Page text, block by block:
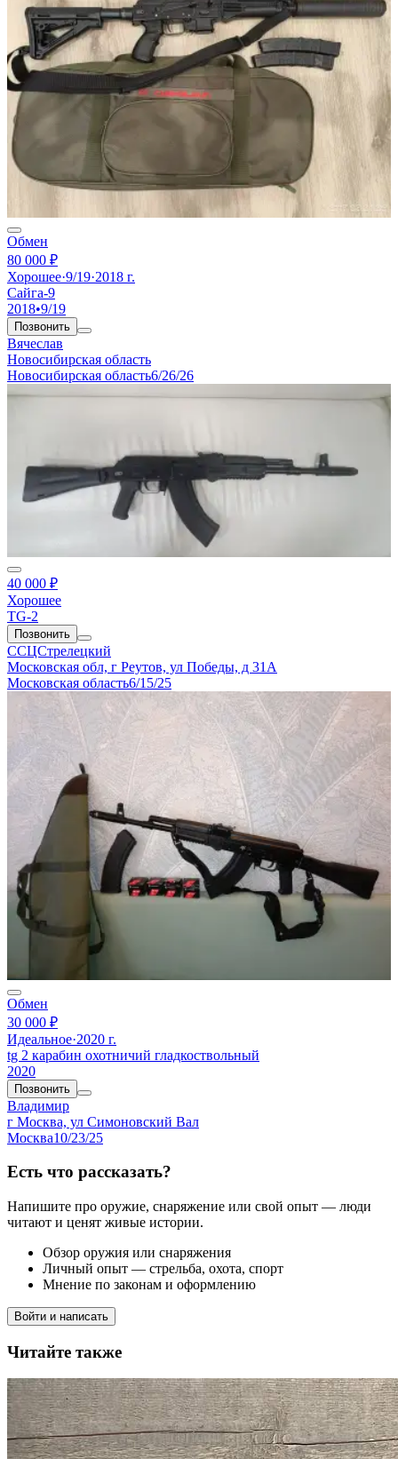
Обмен
80 000 ₽
Хорошее·9/19·2018 г.
Сайга-9
2018•9/19
Позвонить
Вячеслав
Новосибирская область
Новосибирская область6/26/26
40 000 ₽
Хорошее
TG-2
Позвонить
ССЦСтрелецкий
Московская обл, г Реутов, ул Победы, д 31А
Московская область6/15/25
Обмен
30 000 ₽
Идеальное·2020 г.
tg 2 карабин охотничий гладкоствольный
2020
Позвонить
Владимир
г Москва, ул Симоновский Вал
Москва10/23/25
Есть что рассказать?
Напишите про оружие, снаряжение или свой опыт — люди
читают и ценят живые истории.
Обзор оружия или снаряжения
Личный опыт — стрельба, охота, спорт
Мнение по законам и оформлению
Войти и написать
Читайте также